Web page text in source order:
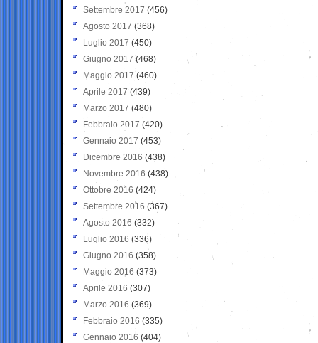
Settembre 2017 (456)
Agosto 2017 (368)
Luglio 2017 (450)
Giugno 2017 (468)
Maggio 2017 (460)
Aprile 2017 (439)
Marzo 2017 (480)
Febbraio 2017 (420)
Gennaio 2017 (453)
Dicembre 2016 (438)
Novembre 2016 (438)
Ottobre 2016 (424)
Settembre 2016 (367)
Agosto 2016 (332)
Luglio 2016 (336)
Giugno 2016 (358)
Maggio 2016 (373)
Aprile 2016 (307)
Marzo 2016 (369)
Febbraio 2016 (335)
Gennaio 2016 (404)